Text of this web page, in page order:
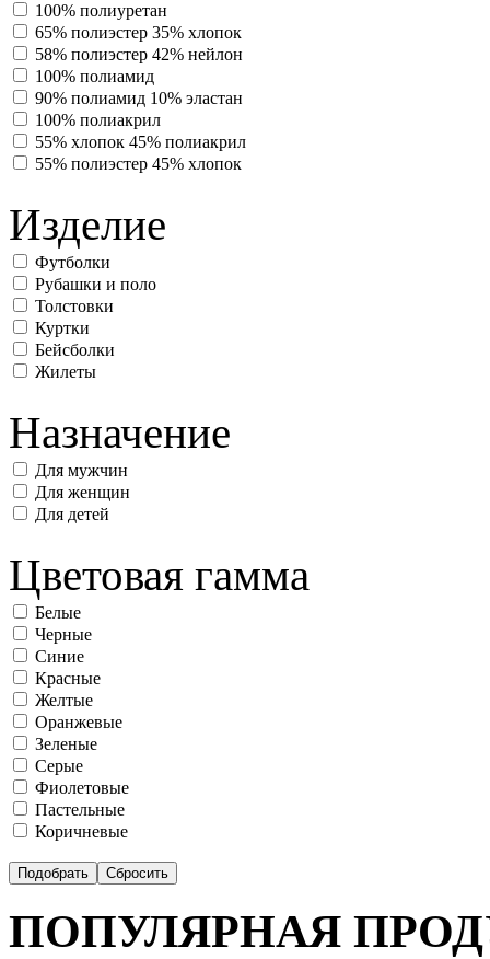
100% полиуретан
65% полиэстер 35% хлопок
58% полиэстер 42% нейлон
100% полиамид
90% полиамид 10% эластан
100% полиакрил
55% хлопок 45% полиакрил
55% полиэстер 45% хлопок
Изделие
Футболки
Рубашки и поло
Толстовки
Куртки
Бейсболки
Жилеты
Назначение
Для мужчин
Для женщин
Для детей
Цветовая гамма
Белые
Черные
Синие
Красные
Желтые
Оранжевые
Зеленые
Серые
Фиолетовые
Пастельные
Коричневые
ПОПУЛЯРНАЯ